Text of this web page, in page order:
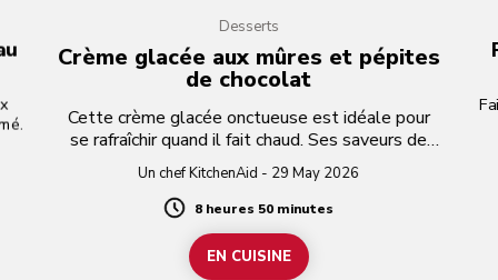
Desserts
Crème glacée aux mûres et pépites
de chocolat
Cette crème glacée onctueuse est idéale pour
se rafraîchir quand il fait chaud. Ses saveurs de
mûre et de chocolat amer explosent à chaque
bouchée.
Un chef KitchenAid - 29 May 2026
Duration
8 heures 50 minutes
EN CUISINE